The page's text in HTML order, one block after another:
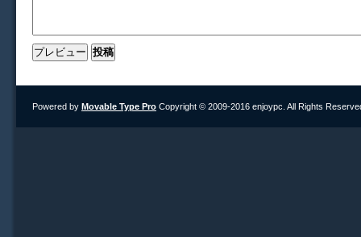
Powered by Movable Type Pro Copyright © 2009-2016 enjoypc. All Rights